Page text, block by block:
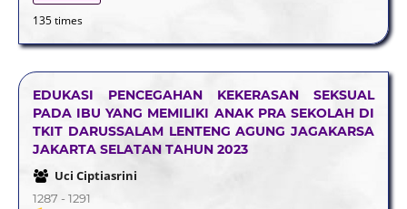
135 times
EDUKASI PENCEGAHAN KEKERASAN SEKSUAL
PADA IBU YANG MEMILIKI ANAK PRA SEKOLAH DI
TKIT DARUSSALAM LENTENG AGUNG JAGAKARSA
JAKARTA SELATAN TAHUN 2023
Uci Ciptiasrini
1287 - 1291